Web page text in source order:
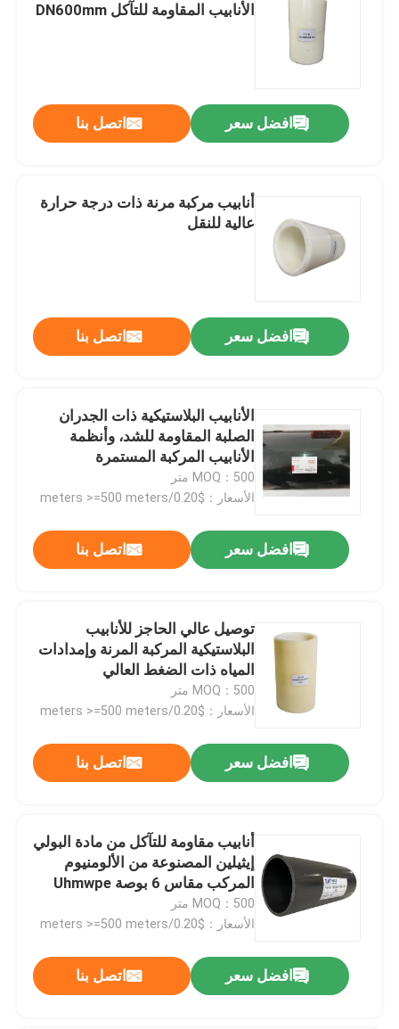
منزل
عرض الواقع الافتراضي
جولة في المعمل
اتصل بنا
طلب اقتباس
عززت أنابيب اللدائن الحرارية
الأنابيب البلاستيكية الحرارية المركبة
الأنابيب المركبة المرنة
الأنابيب المركبة متعددة الطبقات
أنابيب الغاز المركبة
الأنابيب المقاومة للتآكل DN600mm
افضل سعر اتصل بنا
أنابيب مركبة مرنة ذات درجة حرارة
عالية للنقل
افضل سعر اتصل بنا
الأنابيب البلاستيكية ذات الجدران
الصلبة المقاومة للشد، وأنظمة
الأنابيب المركبة المستمرة
MOQ：500 متر
الأسعار：$0.20/meters >=500 meters
افضل سعر اتصل بنا
توصيل عالي الحاجز للأنابيب
البلاستيكية المركبة المرنة وإمدادات
المياه ذات الضغط العالي
MOQ：500 متر
الأسعار：$0.20/meters >=500 meters
افضل سعر اتصل بنا
أنابيب مقاومة للتآكل من مادة البولي
إيثيلين المصنوعة من الألومنيوم
المركب مقاس 6 بوصة Uhmwpe
MOQ：500 متر
الأسعار：$0.20/meters >=500 meters
افضل سعر اتصل بنا